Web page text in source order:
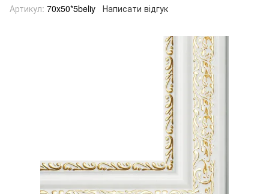
Артикул: 70х50*5beliy Написати відгук